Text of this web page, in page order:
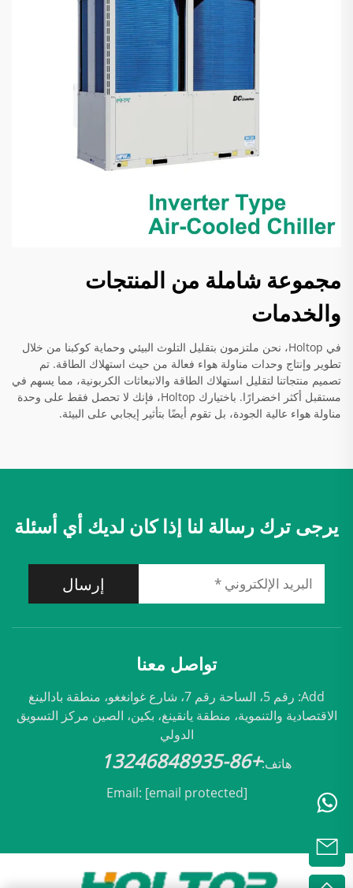
مجموعة شاملة من المنتجات
والخدمات
في Holtop، نحن ملتزمون بتقليل التلوث البيئي وحماية كوكبنا من خلال
تطوير وإنتاج وحدات مناولة هواء فعالة من حيث استهلاك الطاقة. تم
تصميم منتجاتنا لتقليل استهلاك الطاقة والانبعاثات الكربونية، مما يسهم في
مستقبل أكثر اخضرارًا. باختيارك Holtop، فإنك لا تحصل فقط على وحدة
مناولة هواء عالية الجودة، بل تقوم أيضًا بتأثير إيجابي على البيئة.
يرجى ترك رسالة لنا إذا كان لديك أي أسئلة
إرسال
تواصل معنا
Add: رقم 5، الساحة رقم 7، شارع غوانغغو، منطقة بادالينغ
الاقتصادية والتنموية، منطقة يانقينغ، بكين، الصين مركز التسويق
الدولي
هاتف:+86-13246848935
Email: [email protected]